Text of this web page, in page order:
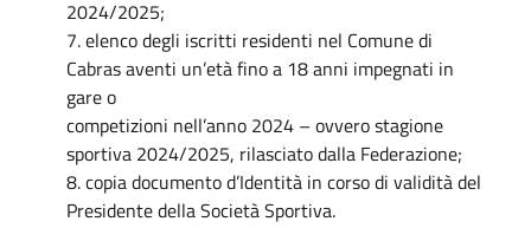
2024/2025;
7. elenco degli iscritti residenti nel Comune di
Cabras aventi un’età fino a 18 anni impegnati in
gare o
competizioni nell’anno 2024 – ovvero stagione
sportiva 2024/2025, rilasciato dalla Federazione;
8. copia documento d’Identità in corso di validità del
Presidente della Società Sportiva.